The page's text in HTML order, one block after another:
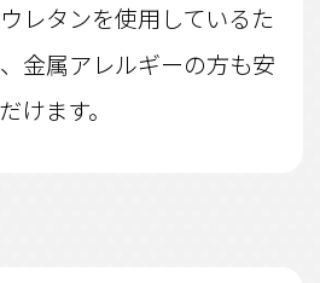
レタンを使用しているた
金属アレルギーの方も安
けます。